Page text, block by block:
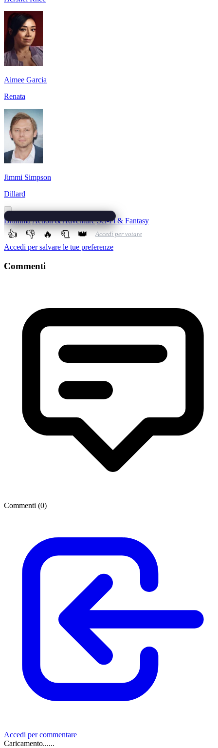
Aimee Garcia
Renata
Jimmi Simpson
Dillard
DrammaAction & Adventure Sci-Fi & Fantasy
👍 👎 🔥 🧻 👑 Accedi per votare
Accedi per salvare le tue preferenze
Commenti
Commenti (0)
Accedi per commentare
Caricamento......